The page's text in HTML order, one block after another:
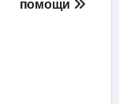
помощи